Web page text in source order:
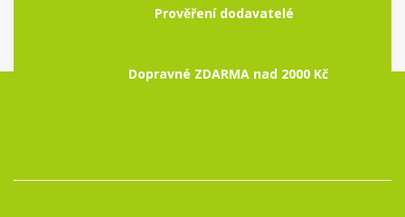
Prověření dodavatelé
Dopravné ZDARMA nad 2000 Kč